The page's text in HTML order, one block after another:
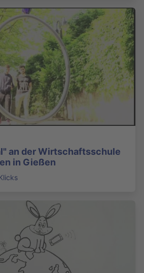
an der Wirtschaftsschule
in Gießen